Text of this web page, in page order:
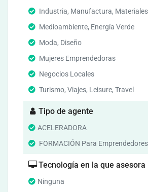
Industria, Manufactura, Materiales
Medioambiente, Energía Verde
Moda, Diseño
Mujeres Emprendedoras
Negocios Locales
Turismo, Viajes, Leisure, Travel
Tipo de agente
ACELERADORA
FORMACIÓN Para Emprendedores
Tecnología en la que asesora
Ninguna